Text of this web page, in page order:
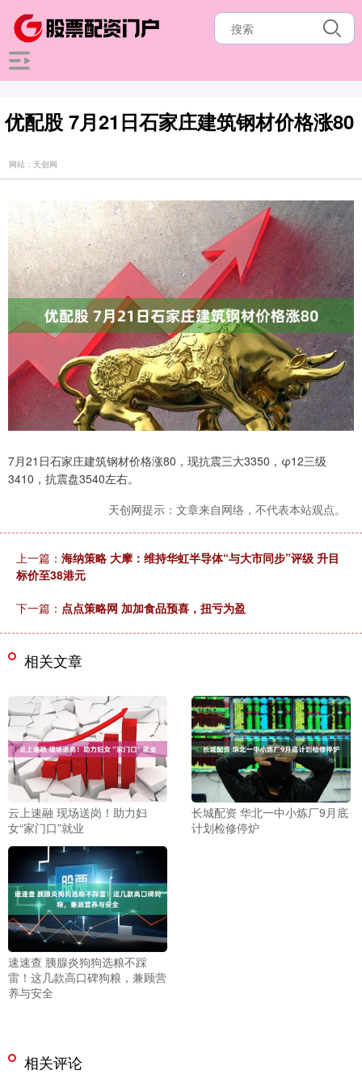
优配股 7月21日石家庄建筑钢材价格涨80
网站：天创网
7月21日石家庄建筑钢材价格涨80，现抗震三大3350，φ12三级
3410，抗震盘3540左右。
天创网提示：文章来自网络，不代表本站观点。
上一篇： 海纳策略 大摩：维持华虹半导体“与大市同步”评级 升目
标价至38港元
下一篇： 点点策略网 加加食品预喜，扭亏为盈
相关文章
云上速融 现场送岗！助力妇
女“家门口”就业
长城配资 华北一中小炼厂9月底
计划检修停炉
速速查 胰腺炎狗狗选粮不踩
雷！这几款高口碑狗粮，兼顾营
养与安全
相关评论